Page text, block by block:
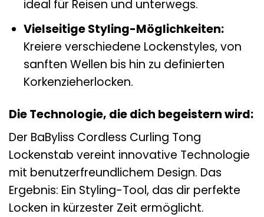
ideal für Reisen und unterwegs.
Vielseitige Styling-Möglichkeiten:
Kreiere verschiedene Lockenstyles, von
sanften Wellen bis hin zu definierten
Korkenzieherlocken.
Die Technologie, die dich begeistern wird:
Der BaByliss Cordless Curling Tong
Lockenstab vereint innovative Technologie
mit benutzerfreundlichem Design. Das
Ergebnis: Ein Styling-Tool, das dir perfekte
Locken in kürzester Zeit ermöglicht.